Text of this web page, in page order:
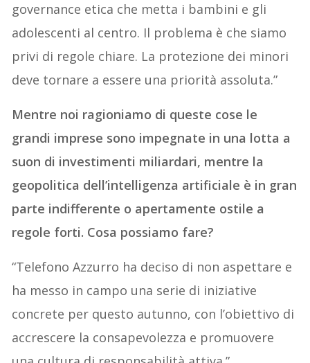
governance etica che metta i bambini e gli
adolescenti al centro. Il problema è che siamo
privi di regole chiare. La protezione dei minori
deve tornare a essere una priorità assoluta.”
Mentre noi ragioniamo di queste cose le
grandi imprese sono impegnate in una lotta a
suon di investimenti miliardari, mentre la
geopolitica dell’intelligenza artificiale è in gran
parte indifferente o apertamente ostile a
regole forti. Cosa possiamo fare?
“Telefono Azzurro ha deciso di non aspettare e
ha messo in campo una serie di iniziative
concrete per questo autunno, con l’obiettivo di
accrescere la consapevolezza e promuovere